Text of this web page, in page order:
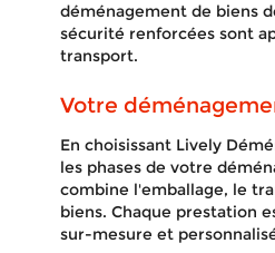
déménagement de biens
sécurité renforcées sont
transport.
Votre
En choisissant Lively
les phases de votre
combine l'emballage, le
biens. Chaque prestation
sur-mesure et